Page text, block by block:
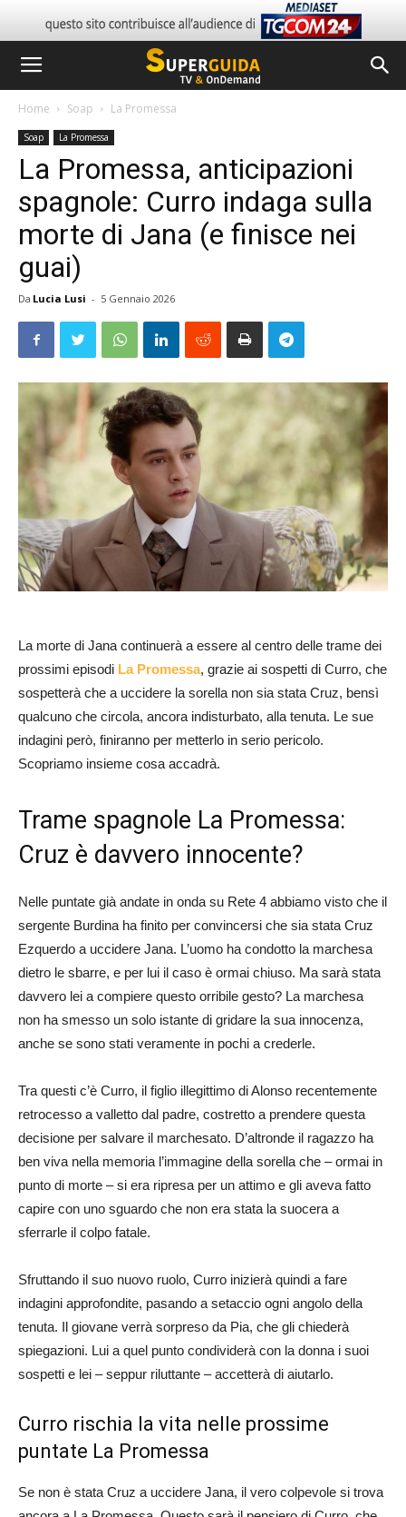
Home Soap La Promessa
Soap La Promessa
La Promessa, anticipazioni
spagnole: Curro indaga sulla
morte di Jana (e finisce nei
guai)
Da Lucia Lusi - 5 Gennaio 2026
La morte di Jana continuerà a essere al centro delle trame dei
prossimi episodi La Promessa, grazie ai sospetti di Curro, che
sospetterà che a uccidere la sorella non sia stata Cruz, bensì
qualcuno che circola, ancora indisturbato, alla tenuta. Le sue
indagini però, finiranno per metterlo in serio pericolo.
Scopriamo insieme cosa accadrà.
Trame spagnole La Promessa:
Cruz è davvero innocente?
Nelle puntate già andate in onda su Rete 4 abbiamo visto che il
sergente Burdina ha finito per convincersi che sia stata Cruz
Ezquerdo a uccidere Jana. L’uomo ha condotto la marchesa
dietro le sbarre, e per lui il caso è ormai chiuso. Ma sarà stata
davvero lei a compiere questo orribile gesto? La marchesa
non ha smesso un solo istante di gridare la sua innocenza,
anche se sono stati veramente in pochi a crederle.
Tra questi c’è Curro, il figlio illegittimo di Alonso recentemente
retrocesso a valletto dal padre, costretto a prendere questa
decisione per salvare il marchesato. D’altronde il ragazzo ha
ben viva nella memoria l’immagine della sorella che – ormai in
punto di morte – si era ripresa per un attimo e gli aveva fatto
capire con uno sguardo che non era stata la suocera a
sferrarle il colpo fatale.
Sfruttando il suo nuovo ruolo, Curro inizierà quindi a fare
indagini approfondite, pasando a setaccio ogni angolo della
tenuta. Il giovane verrà sorpreso da Pia, che gli chiederà
spiegazioni. Lui a quel punto condividerà con la donna i suoi
sospetti e lei – seppur riluttante – accetterà di aiutarlo.
Curro rischia la vita nelle prossime
puntate La Promessa
Se non è stata Cruz a uccidere Jana, il vero colpevole si trova